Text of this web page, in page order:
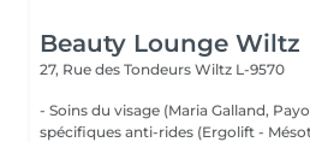
Beauty Lounge Wiltz
27, Rue des Tondeurs Wiltz L-9570
- Soins du visage (Maria Galland,
spécifiques anti-rides (Ergolift -